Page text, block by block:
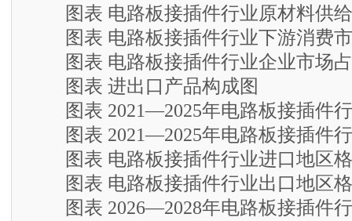
图表 电路板接插件行业原材料供
图表 电路板接插件行业下游消费
图表 电路板接插件行业企业市场
图表 进出口产品构成图
图表 2021—2025年电路板接插件行
图表 2021—2025年电路板接插件行
图表 电路板接插件行业进口地区
图表 电路板接插件行业出口地区
图表 2026—2028年电路板接插件行